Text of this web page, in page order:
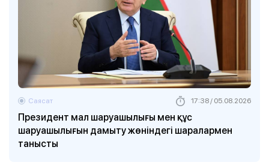
Президент мал шаруашылығы мен құс
шаруашылығын дамыту жөніндегі шаралармен
танысты
Саясат 17:38 / 05.08.2026